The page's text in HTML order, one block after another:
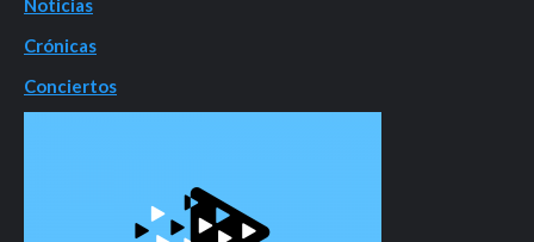
Noticias
Crónicas
Conciertos